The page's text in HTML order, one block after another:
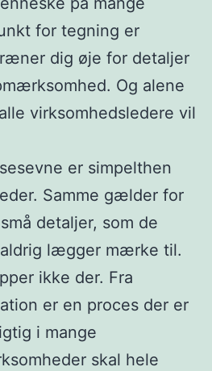
for tegning er
dig øje for detaljer
Og alene
virksomhedsledere vil
er simpelthen
Samme gælder for
detaljer, som de
lægger mærke til.
ikke der. Fra
er en proces der er
i mange
skal hele